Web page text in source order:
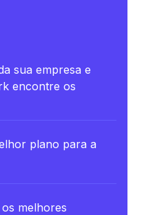
sua empresa e
encontre os
plano para a
melhores